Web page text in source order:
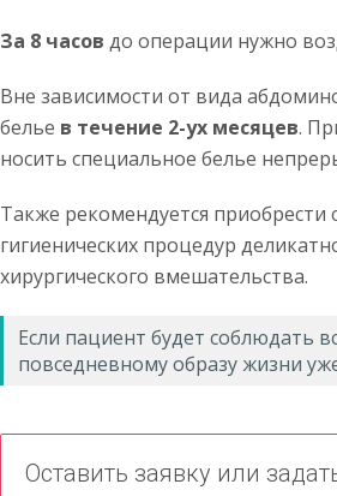
За 8 часов до операции нужно
Вне зависимости от вида
белье в течение 2-ух месяцев.
носить специальное белье
Также рекомендуется
гигиенических процедур
хирургического вмешательства.
Если пациент будет соблюдать
повседневному образу жизни
Оставить заявку или